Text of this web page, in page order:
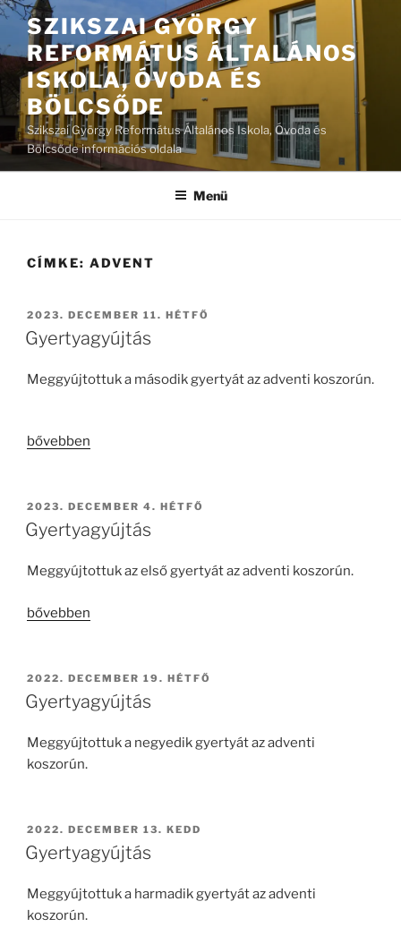
Tartalomhoz
SZIKSZAI GYÖRGY
REFORMÁTUS ÁLTALÁNOS
ISKOLA, ÓVODA ÉS
BÖLCSŐDE
Szikszai György Református Általános Iskola, Óvoda és
Bölcsőde információs oldala
Menü
CÍMKE: ADVENT
BEKÜLDVE:
2023. DECEMBER 11. HÉTFŐ
Gyertyagyújtás
Meggyújtottuk a második gyertyát az adventi koszorún.
„Gyertyagyújtás”
bővebben
BEKÜLDVE:
2023. DECEMBER 4. HÉTFŐ
Gyertyagyújtás
Meggyújtottuk az első gyertyát az adventi koszorún.
„Gyertyagyújtás”
bővebben
BEKÜLDVE:
2022. DECEMBER 19. HÉTFŐ
Gyertyagyújtás
Meggyújtottuk a negyedik gyertyát az adventi
koszorún.
BEKÜLDVE:
2022. DECEMBER 13. KEDD
Gyertyagyújtás
Meggyújtottuk a harmadik gyertyát az adventi
koszorún.